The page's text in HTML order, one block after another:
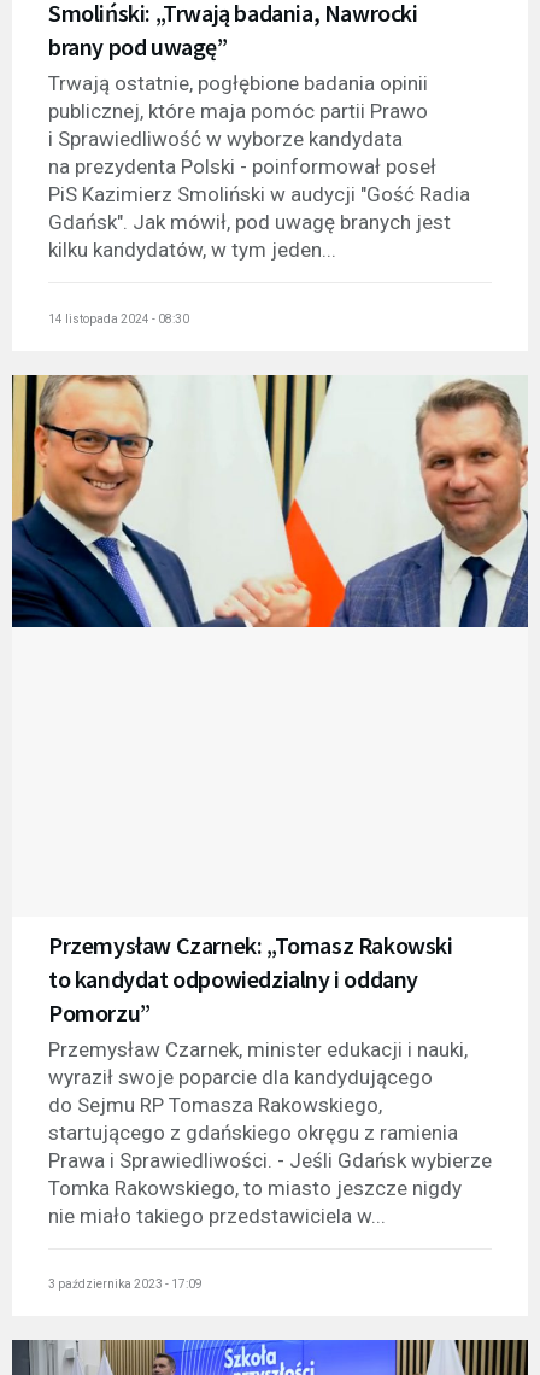
Smoliński: „Trwają badania, Nawrocki
brany pod uwagę”
Trwają ostatnie, pogłębione badania opinii
publicznej, które maja pomóc partii Prawo
i Sprawiedliwość w wyborze kandydata
na prezydenta Polski - poinformował poseł
PiS Kazimierz Smoliński w audycji "Gość Radia
Gdańsk". Jak mówił, pod uwagę branych jest
kilku kandydatów, w tym jeden...
14 listopada 2024 - 08:30
Przemysław Czarnek: „Tomasz Rakowski
to kandydat odpowiedzialny i oddany
Pomorzu”
Przemysław Czarnek, minister edukacji i nauki,
wyraził swoje poparcie dla kandydującego
do Sejmu RP Tomasza Rakowskiego,
startującego z gdańskiego okręgu z ramienia
Prawa i Sprawiedliwości. - Jeśli Gdańsk wybierze
Tomka Rakowskiego, to miasto jeszcze nigdy
nie miało takiego przedstawiciela w...
3 października 2023 - 17:09